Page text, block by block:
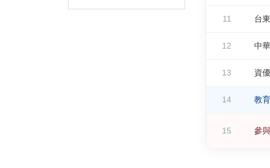
11 台
12 中
13 資
14 教
15 參